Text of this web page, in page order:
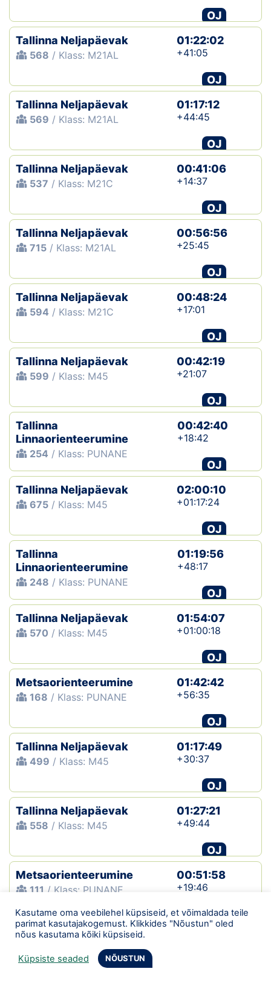
OJ
Tallinna Neljapäevak
568 / Klass: M21AL
01:22:02
+41:05
OJ
Tallinna Neljapäevak
569 / Klass: M21AL
01:17:12
+44:45
OJ
Tallinna Neljapäevak
537 / Klass: M21C
00:41:06
+14:37
OJ
Tallinna Neljapäevak
715 / Klass: M21AL
00:56:56
+25:45
OJ
Tallinna Neljapäevak
594 / Klass: M21C
00:48:24
+17:01
OJ
Tallinna Neljapäevak
599 / Klass: M45
00:42:19
+21:07
OJ
Tallinna
Linnaorienteerumine
254 / Klass: PUNANE
00:42:40
+18:42
OJ
Tallinna Neljapäevak
675 / Klass: M45
02:00:10
+01:17:24
OJ
Tallinna
Linnaorienteerumine
248 / Klass: PUNANE
01:19:56
+48:17
OJ
Tallinna Neljapäevak
570 / Klass: M45
01:54:07
+01:00:18
OJ
Metsaorienteerumine
168 / Klass: PUNANE
01:42:42
+56:35
OJ
Tallinna Neljapäevak
499 / Klass: M45
01:17:49
+30:37
OJ
Tallinna Neljapäevak
558 / Klass: M45
01:27:21
+49:44
OJ
Metsaorienteerumine
111 / Klass: PUNANE
00:51:58
+19:46
OJ
Tallinna Neljapäevak
526/ Klass: M45
Kasutame oma veebilehel küpsiseid, et võimaldada teile
parimat kasutajakogemust. Klikkides "Nõustun" oled
nõus kasutama kõiki küpsiseid.
Küpsiste seaded NÕUSTUN